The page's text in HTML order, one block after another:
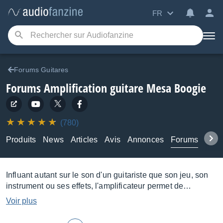
FR
Forums Guitares
Forums Amplification guitare Mesa Boogie
(780)
Produits
News Articles Avis Annonces Forums
Influant autant sur le son d'un guitariste que son jeu, son
instrument ou ses effets, l'amplificateur permet de
sonoriser une guitare électrique ou électroacoustique.
Recourant à diverses technologies (lampes, transistors,
modélisation) et déployant différentes puissances salon
Voir plus